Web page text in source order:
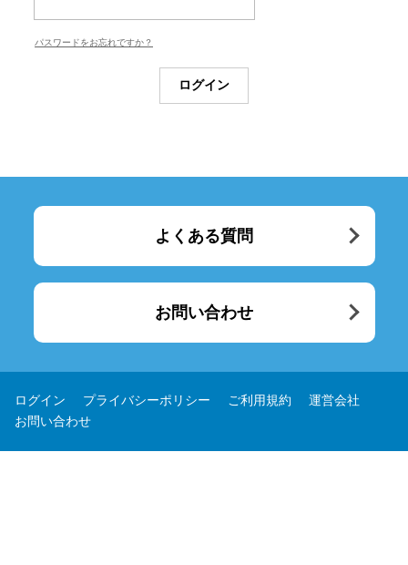
パスワードをお忘れですか？
よくある質問
お問い合わせ
ログイン プライバシーポリシー ご利用規約
運営会社
お問い合わせ